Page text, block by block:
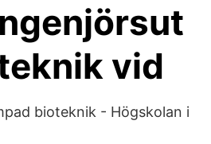
vid
bioteknik - Högskolan i